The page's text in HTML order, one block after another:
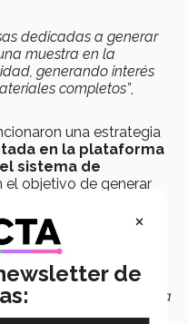
dedicadas a generar
muestra en la
generando interés
completos”,
una estrategia
en la plataforma
sistema de
el objetivo de generar
los contenidos
recaudando a través
vamos haciendo que
de lectura y en
recompensas en forma
”, agregó.
×
de